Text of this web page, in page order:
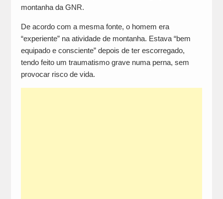
montanha da GNR.
De acordo com a mesma fonte, o homem era
“experiente” na atividade de montanha. Estava “bem
equipado e consciente” depois de ter escorregado,
tendo feito um traumatismo grave numa perna, sem
provocar risco de vida.